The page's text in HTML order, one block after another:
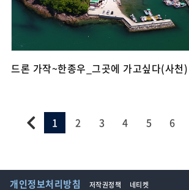
드론 가작~한종우_그곳에 가고싶다(사천)
1 2 3 4 5 6
개인정보처리방침 저작권정책 네티켓